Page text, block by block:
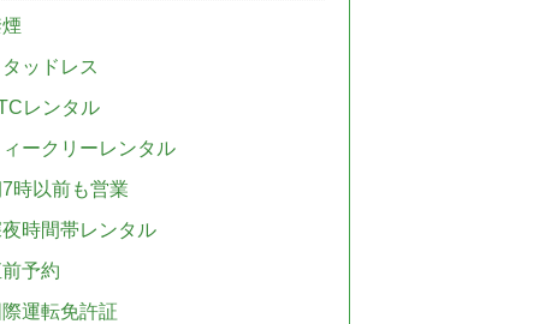
ッドレス
レンタル
ークリーレンタル
時以前も営業
時間帯レンタル
予約
運転免許証